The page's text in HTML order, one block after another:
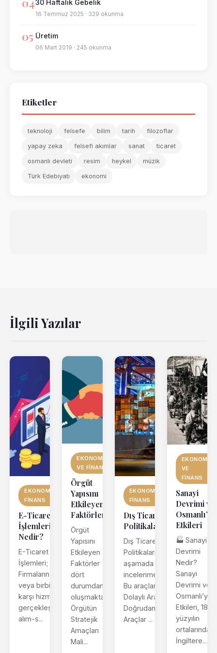
30 Haftalık Gebelik
16 Temmuz 2025 · 329 okunma
05 Üretim
06 Mart 2019 · 245 okunma
Etiketler
teknoloji felsefe bilim tarih filozoflar
yapay zeka felsefi akımlar sanat ticaret
osmanlı devleti resim heykel müzik
Türk Edebiyatı ekonomi
İlgili Yazılar
EKONOMI VE
FINANS
E-Ticaret
İşlemleri
Nedir?
E-Ticaret
İşlemleri;
Firmaların ürün
veya birbirlerine
karşı hizmetlerini
gerçekleştirdikleri
alım-s...
EKONOMI
VE FINANS
Örgüt
Yapısını
Etkileyen
Faktörler
Örgüt
Yapısını
Etkileyen
Faktörler
dört
durumdan
oluşmaktadır.
Örgütün
Stratejik
Amaçları
Mali...
EKONOMI VE
FINANS
Dış Ticaret
Politikaları
Dış Ticaret
Politikaları, üç
aşamada
incelenmektedir.
Bu araçlar,
Dolaylı Araçlar,
Doğrudan
Araçlar ...
EKONOMI
VE
FINANS
Sanayi
Devrimi ve
Osmanlı’ya
Etkileri
🏭 Sanayi
Devrimi
Nedir?
Sanayi
Devrimi ve
Osmanlı’ya
Etkileri, 18.
yüzyılın
ortalarında
İngiltere...